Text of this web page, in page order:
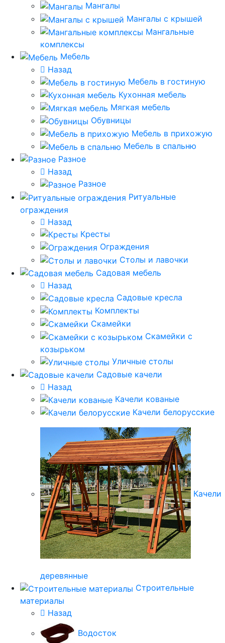
Мангалы
Мангалы с крышей
Мангальные
комплексы
Мебель
Назад
Мебель в гостиную
Кухонная мебель
Мягкая мебель
Обувницы
Мебель в прихожую
Мебель в спальню
Разное
Назад
Разное
Ритуальные
ограждения
Назад
Кресты
Ограждения
Столы и лавочки
Садовая мебель
Назад
Садовые кресла
Комплекты
Скамейки
Скамейки с
козырьком
Уличные столы
Садовые качели
Назад
Качели кованые
Качели белорусские
Качели
деревянные
Строительные
материалы
Назад
Водосток